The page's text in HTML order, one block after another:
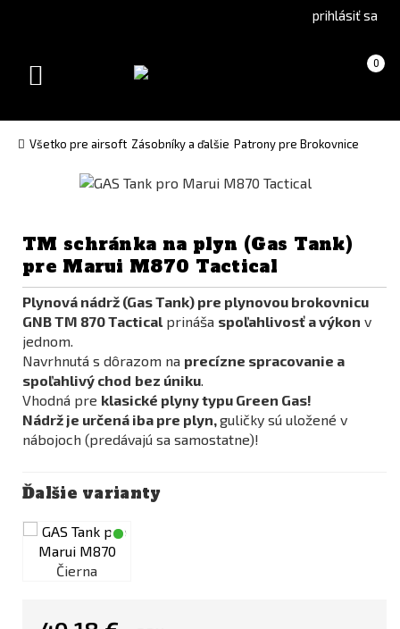
(Czech)version
prihlásiť sa
Košík 0
(prázdny)
Toggle
Všetko pre airsoft Zásobníky a ďalšie Patrony pre Brokovnice
TM schránka na plyn (Gas Tank)
pre Marui M870 Tactical
Plynová nádrž (Gas Tank) pre plynovou brokovnicu
GNB TM 870 Tactical prináša spoľahlivosť a výkon v
jednom.
Navrhnutá s dôrazom na precízne spracovanie a
spoľahlivý chod bez úniku.
Vhodná pre klasické plyny typu Green Gas!
Nádrž je určená iba pre plyn,guličky sú uložené v
nábojoch (predávajú sa samostatne)!
Ďalšie varianty
Čierna